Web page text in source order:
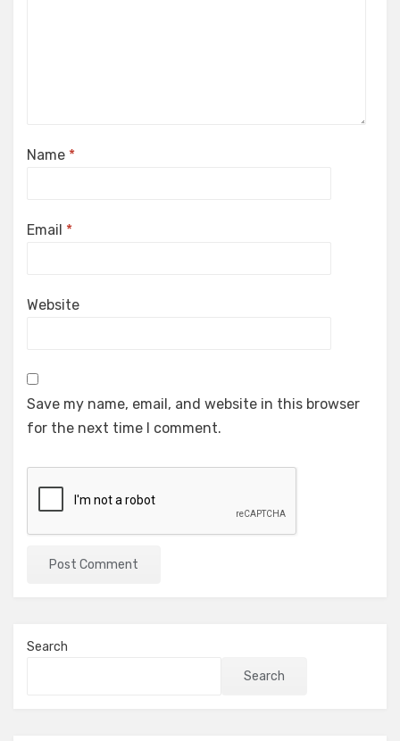
Name *
Email *
Website
Save my name, email, and website in this browser
for the next time I comment.
Search
Search